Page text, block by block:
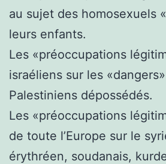
au sujet des homosexuels
leurs enfants.
Les «préoccupations
israéliens sur les
Palestiniens dépossédés.
Les «préoccupations
de toute l’Europe sur le
érythréen, soudanais,